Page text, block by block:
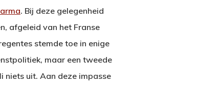
. Bij deze gelegenheid
afgeleid van het Franse
stemde toe in enige
maar een tweede
niets uit. Aan deze impasse